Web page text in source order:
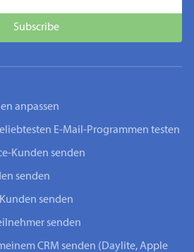
anpassen
E-Mail-Programmen testen
Kunden senden
senden
senden
senden
CRM senden (Daylite, Apple